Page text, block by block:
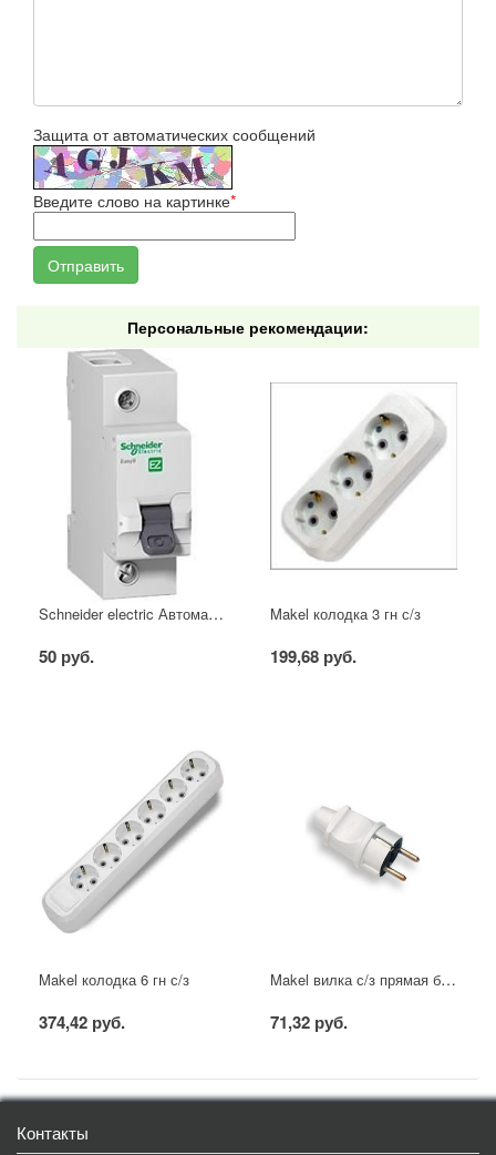
Защита от автоматических сообщений
Введите слово на картинке*
Персональные рекомендации:
Schneider electric Автоматический выключатель 1/40А
50 руб.
Makel колодка 3 гн с/з
199,68 руб.
Makel колодка 6 гн с/з
374,42 руб.
Makel вилка с/з прямая белая
71,32 руб.
Контакты